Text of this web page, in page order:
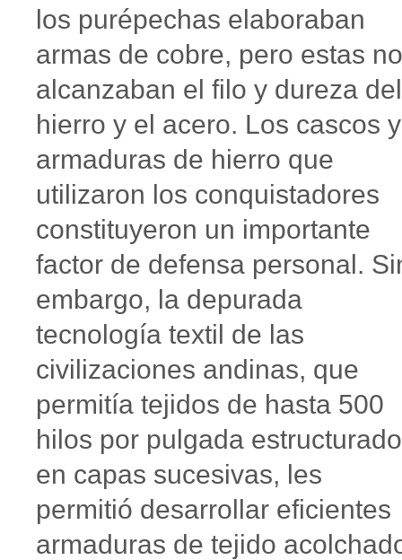
los purépechas elaboraban
armas de cobre, pero estas no
alcanzaban el filo y dureza del
hierro y el acero. Los cascos y
armaduras de hierro que
utilizaron los conquistadores
constituyeron un importante
factor de defensa personal.
embargo, la depurada
tecnología textil de las
civilizaciones andinas, que
permitía tejidos de hasta 500
hilos por pulgada
en capas sucesivas, les
permitió desarrollar eficientes
armaduras de tejido